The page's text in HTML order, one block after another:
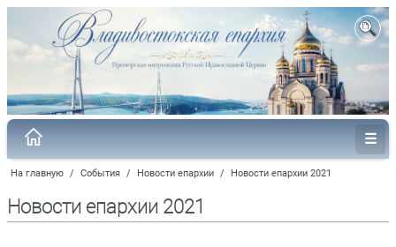
На главную / События / Новости епархии / Новости епархии 2021
Новости епархии 2021